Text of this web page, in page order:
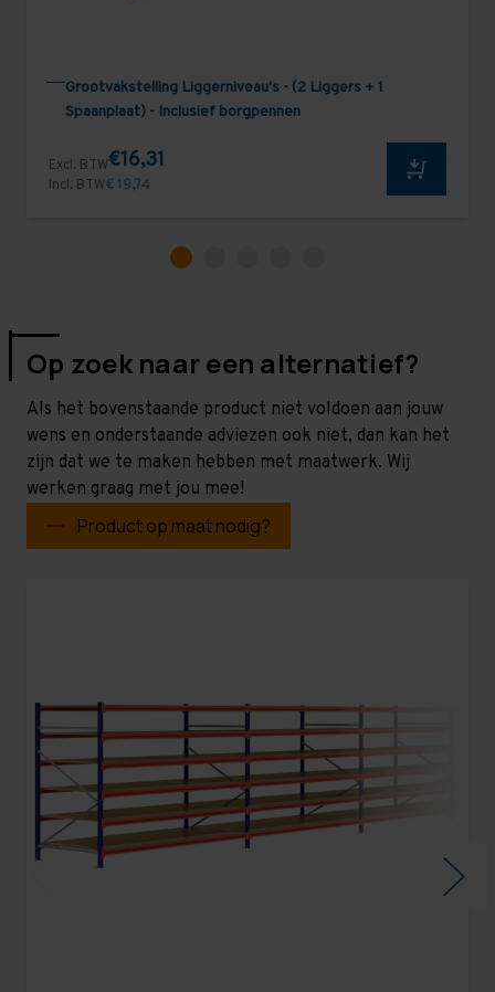
Grootvakstelling Liggerniveau's - (2 Liggers + 1
Spaanplaat) - Inclusief borgpennen
Excl. BTW€16,31
Incl. BTW€ 19,74
Op zoek naar een alternatief?
Als het bovenstaande product niet voldoen aan jouw
wens en onderstaande adviezen ook niet, dan kan het
zijn dat we te maken hebben met maatwerk. Wij
werken graag met jou mee!
Product op maat nodig?